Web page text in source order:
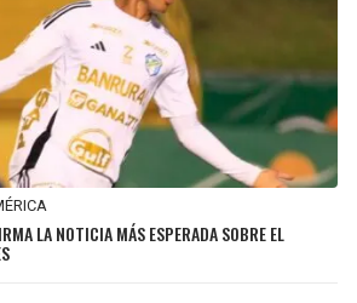
LA NOTICIA MÁS ESPERADA SOBRE EL